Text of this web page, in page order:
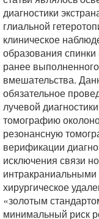
диагностики
глиальной
клиническое
образования
ранее
вмешательства.
обязательное
лучевой
томографию
резонансную
верификации
исключения связи
интракраниальными
хирургическое
«золотым
минимальный риск